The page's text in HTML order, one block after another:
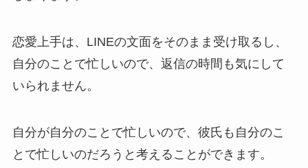
恋愛上手は、LINEの文面をそのまま受け取るし、
自分のことで忙しいので、返信の時間も気にして
いられません。
自分が自分のことで忙しいので、彼氏も自分のこ
とで忙しいのだろうと考えることができます。